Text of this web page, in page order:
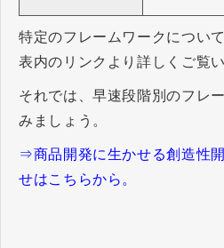
特定のフレームワークについ
表内のリンクより詳しくご覧
それでは、早速段階別のフレ
みましょう。
⇒商品開発に生かせる創造性
せはこちらから。